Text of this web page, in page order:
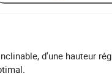
d'une hauteur